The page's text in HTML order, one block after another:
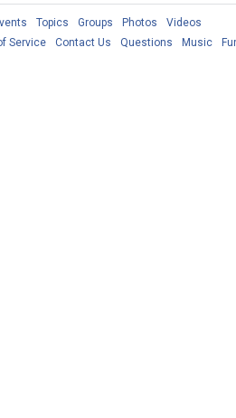
Topics Groups Photos
Videos
Service Contact Us Questions Music